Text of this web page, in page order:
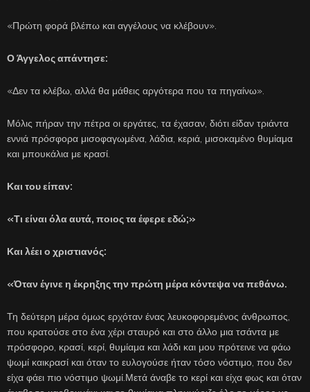
«Πρώτη φορά βλέπω και αγγέλους να κλέβουν».
Ο Άγγελος απάντησε:
«Δεν τα κλέβω, αλλά θα μάθεις αργότερα που τα πηγαίνω».
Μόλις πήραν την πέτρα οι εργάτες, τα έχασαν, διότι είδαν τριάντα
εννιά πρόσφορα μισοφαγωμένα, λάδια, κεριά, μισοκαμένο θυμίαμα
και μπουκάλια με κρασί.
Και του είπαν:
«Τι είναι όλα αυτά, ποιος τα έφερε εδώ;»
Και λέει ο χριστιανός:
«Όταν έγινε η έκρηξης την πρώτη μέρα κόντεψα να πεθάνω.
Τη δεύτερη μέρα όμως ερχόταν ένας λευκοφορεμένος άνθρωπος,
που κρατούσε στο ένα χέρι σταυρό και στο άλλο μια τσάντα με
πρόσφορο, κρασί, κερί, θυμίαμα και λάδι και μου πρότεινε να φάω
ψωμί καικρασί και όταν το ευλογούσε ήταν τόσο νόστιμο, που δεν
είχα φάει πιο νόστιμο ψωμί.Μετά άναβε το κερί και είχα φως και όταν